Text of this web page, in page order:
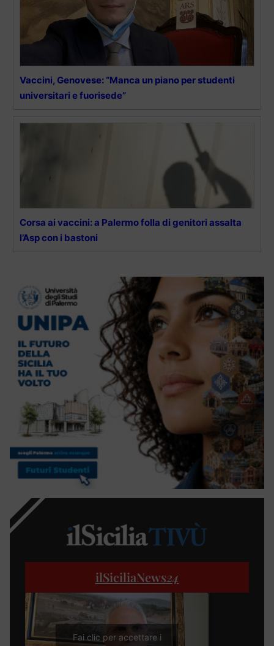
Vaccini, Genovese: “Manca un piano per studenti
universitari e fuorisede”
Corsa ai vaccini: a Palermo folla di genitori assalta
l’Asp con i bastoni
ilSiciliaNews24
Fai clic per accettare i